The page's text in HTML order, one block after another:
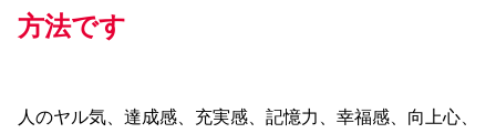
方法です
人のヤル気、達成感、充実感、記憶力、幸福感、向上心、